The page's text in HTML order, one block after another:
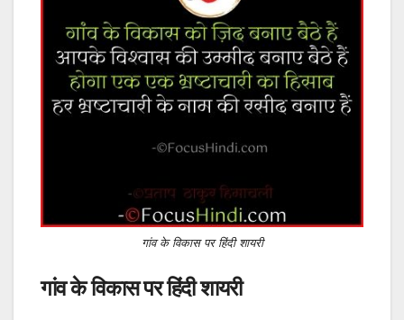
गांव के विकास पर हिंदी शायरी
गांव के विकास पर हिंदी शायरी